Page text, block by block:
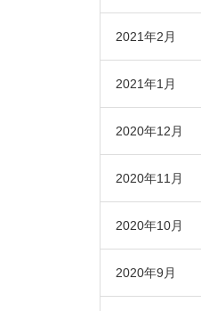
2021年2月
2021年1月
2020年12月
2020年11月
2020年10月
2020年9月